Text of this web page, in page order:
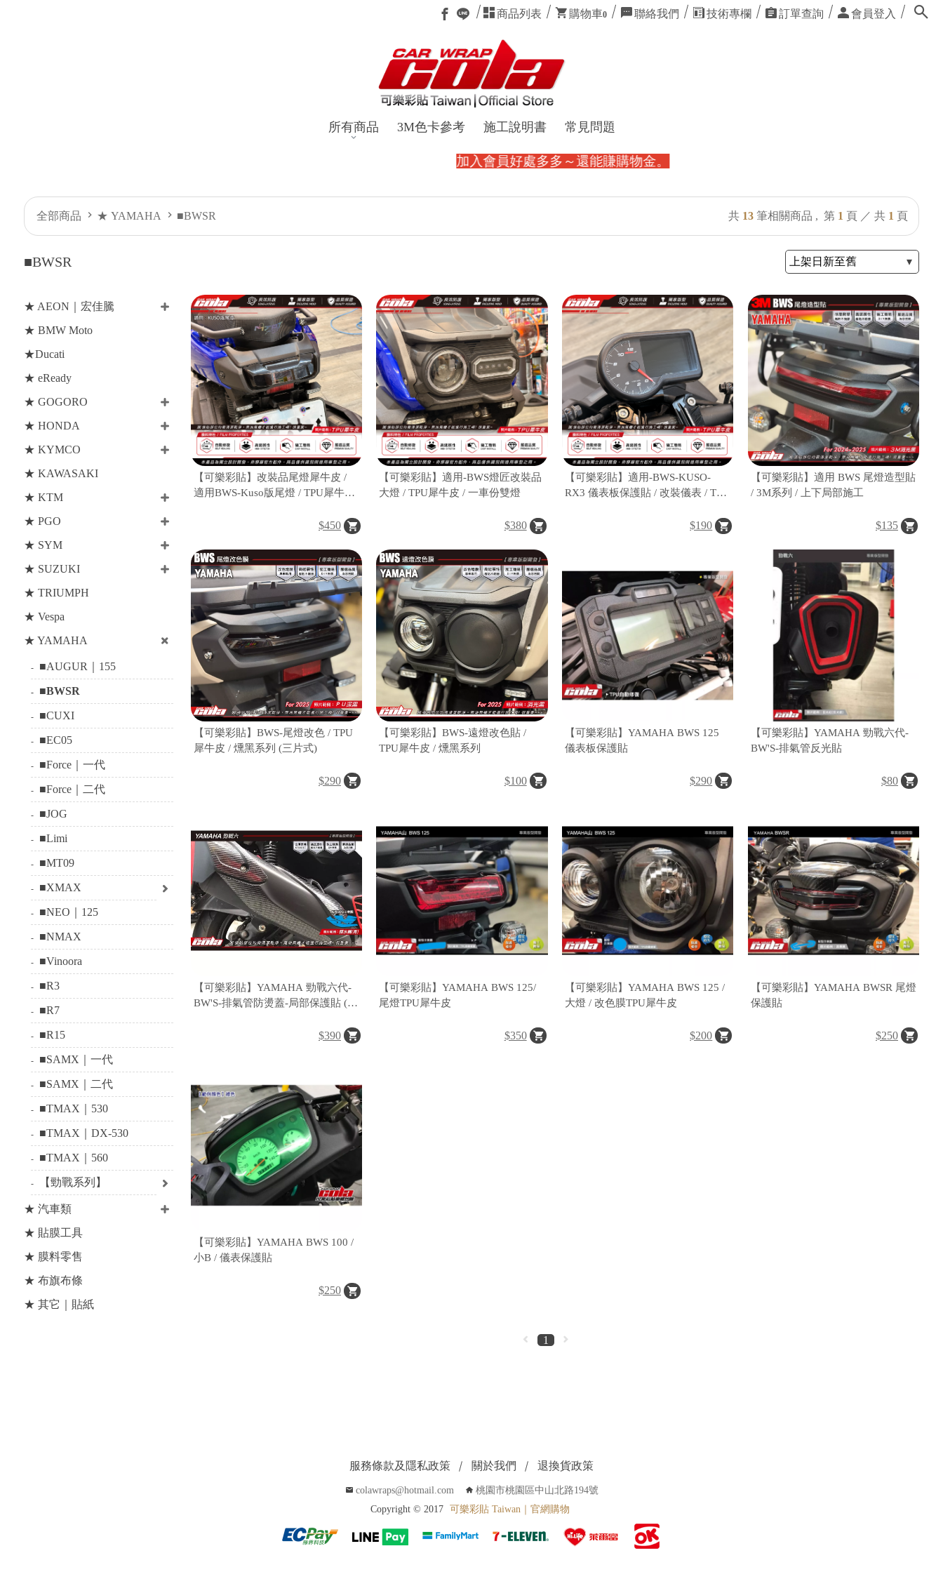
商品列表 購物車0 聯絡我們 技術專欄 訂單查詢 會員登入
所有商品 3M色卡參考 施工說明書 常見問題
加入會員好處多多～還能賺購物金。
全部商品 ★ YAMAHA ■BWSR 共 13 筆相關商品 , 第 1 頁 ／ 共 1 頁
■BWSR
★ AEON｜宏佳騰
★ BMW Moto
★Ducati
★ eReady
★ GOGORO
★ HONDA
★ KYMCO
★ KAWASAKI
★ KTM
★ PGO
★ SYM
★ SUZUKI
★ TRIUMPH
★ Vespa
★ YAMAHA
■AUGUR｜155
■BWSR
■CUXI
■EC05
■Force｜一代
■Force｜二代
■JOG
■Limi
■MT09
■XMAX
■NEO｜125
■NMAX
■Vinoora
■R3
■R7
■R15
■SAMX｜一代
■SAMX｜二代
■TMAX｜530
■TMAX｜DX-530
■TMAX｜560
【勁戰系列】
★ 汽車類
★ 貼膜工具
★ 膜料零售
★ 布旗布條
★ 其它｜貼紙
【可樂彩貼】改裝品尾燈犀牛皮 /
適用BWS-Kuso版尾燈 / TPU犀牛皮
$450
【可樂彩貼】適用-BWS燈匠改裝品
大燈 / TPU犀牛皮 / 一車份雙燈
$380
【可樂彩貼】適用-BWS-KUSO-
RX3 儀表板保護貼 / 改裝儀表 / TPU
$190
【可樂彩貼】適用 BWS 尾燈造型貼
/ 3M系列 / 上下局部施工
$135
【可樂彩貼】BWS-尾燈改色 / TPU
犀牛皮 / 燻黑系列 (三片式)
$290
【可樂彩貼】BWS-遠燈改色貼 /
TPU犀牛皮 / 燻黑系列
$100
【可樂彩貼】YAMAHA BWS 125
儀表板保護貼
$290
【可樂彩貼】YAMAHA 勁戰六代-
BW'S-排氣管反光貼
$80
【可樂彩貼】YAMAHA 勁戰六代-
BW'S-排氣管防燙蓋-局部保護貼 (一
$390
【可樂彩貼】YAMAHA BWS 125/
尾燈TPU犀牛皮
$350
【可樂彩貼】YAMAHA BWS 125 /
大燈 / 改色膜TPU犀牛皮
$200
【可樂彩貼】YAMAHA BWSR 尾燈
保護貼
$250
【可樂彩貼】YAMAHA BWS 100 /
小B / 儀表保護貼
$250
1
服務條款及隱私政策 關於我們 退換貨政策
colawraps@hotmail.com
桃園市桃園區中山北路194號
Copyright © 2017 可樂彩貼 Taiwan｜官網購物